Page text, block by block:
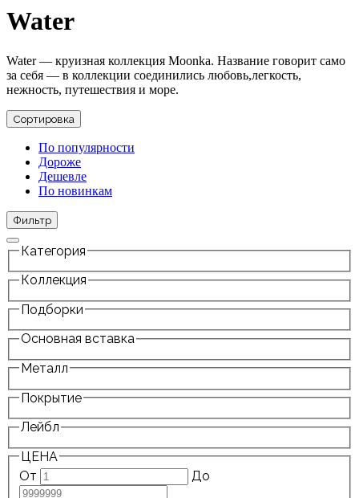
Water
Water — круизная коллекция Moonka. Название говорит само
за себя — в коллекции соединились любовь,легкость,
нежность, путешествия и море.
Сортировка
По популярности
Дороже
Дешевле
По новинкам
Фильтр
Категория
Коллекция
Подборки
Основная вставка
Металл
Покрытие
Лейбл
ЦЕНА
От
До